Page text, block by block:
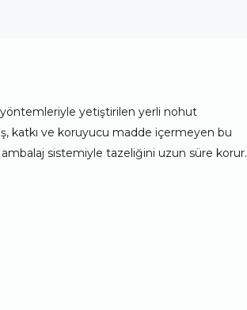
yetiştirilen yerli nohut
katkı ve koruyucu madde içermeyen bu
ambalaj sistemiyle tazeliğini uzun süre korur.